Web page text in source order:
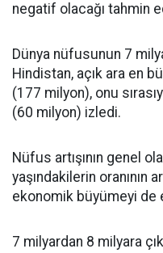
negatif olacağı tahmin
Dünya nüfusunun 7
Hindistan, açık ara en
(177 milyon), onu
(60 milyon) izledi.
Nüfus artışının genel
yaşındakilerin oranının
ekonomik büyümeyi de
7 milyardan 8 milyara